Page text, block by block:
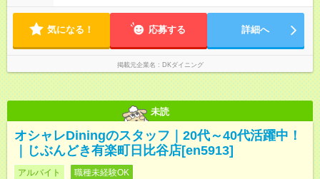
気になる！ 応募する 詳細へ
掲載元企業名 DKダイニング
未読
オシャレDiningのスタッフ｜20代～40代活躍中！
｜じぶんどき有楽町日比谷店[en5913]
アルバイト 職種未経験OK